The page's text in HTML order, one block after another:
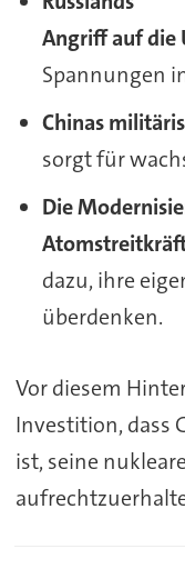
Angriff auf die
Spannungen
Chinas
sorgt für
Die
dazu, ihre
überdenken.
Vor diesem
Investition, dass
ist, seine